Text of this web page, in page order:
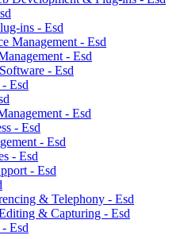
ins - Esd
Management - Esd
- Esd
- Esd
Esd
- Esd
- Esd
- Esd
- Esd
- Esd
& Telephony - Esd
& Capturing - Esd
Esd